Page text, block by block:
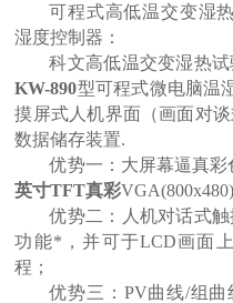
可程式高低温交变湿
湿度控制器：
科文高低温交变湿热
KW-890型可程式微电脑温
摸屏式人机界面（画面对
数据储存装置.
优势一：大屏幕逼真彩
英寸TFT真彩VGA(800x480)
优势二：人机对话式
功能*，并可于LCD画面
程；
优势三：PV曲线/组曲